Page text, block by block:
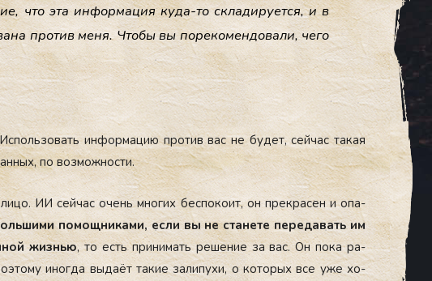
что эта ин­форма­ция ку­да-то скла­диру­ет­ся, и в
про­тив ме­ня. Что­бы вы по­реко­мен­до­вали, че­го
ин­форма­цию про­тив вас не бу­дет, сей­час та­кая
по воз­можнос­ти.
ИИ сей­час очень мно­гих бес­по­ко­ит, он прек­ра­сен и опа­
по­мощ­ни­ками, ес­ли вы не ста­нете пе­реда­вать им
жизнью, то есть при­нимать ре­шение за вас. Он по­ка ра­
иног­да вы­да­ёт та­кие за­липу­хи, о ко­торых все уже хо­